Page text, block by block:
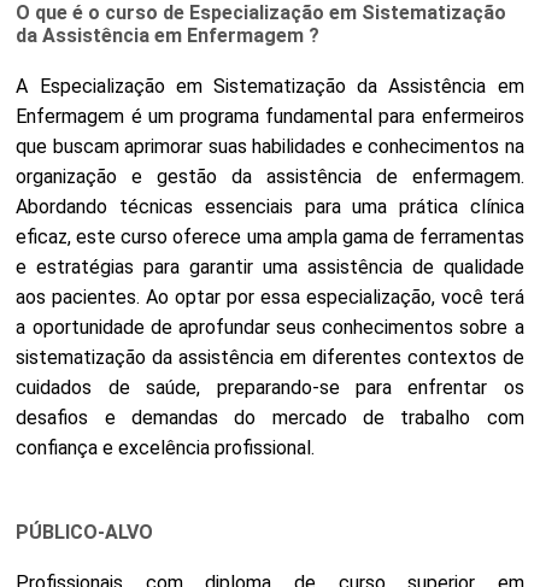
O que é o curso de Especialização em Sistematização
da Assistência em Enfermagem ?
A Especialização em Sistematização da Assistência em
Enfermagem é um programa fundamental para enfermeiros
que buscam aprimorar suas habilidades e conhecimentos na
organização e gestão da assistência de enfermagem.
Abordando técnicas essenciais para uma prática clínica
eficaz, este curso oferece uma ampla gama de ferramentas
e estratégias para garantir uma assistência de qualidade
aos pacientes. Ao optar por essa especialização, você terá
a oportunidade de aprofundar seus conhecimentos sobre a
sistematização da assistência em diferentes contextos de
cuidados de saúde, preparando-se para enfrentar os
desafios e demandas do mercado de trabalho com
confiança e excelência profissional.
PÚBLICO-ALVO